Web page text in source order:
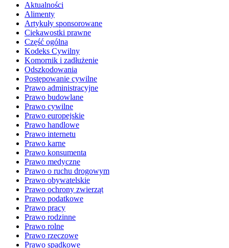
Aktualności
Alimenty
Artykuły sponsorowane
Ciekawostki prawne
Część ogólna
Kodeks Cywilny
Komornik i zadłużenie
Odszkodowania
Postępowanie cywilne
Prawo administracyjne
Prawo budowlane
Prawo cywilne
Prawo europejskie
Prawo handlowe
Prawo internetu
Prawo karne
Prawo konsumenta
Prawo medyczne
Prawo o ruchu drogowym
Prawo obywatelskie
Prawo ochrony zwierząt
Prawo podatkowe
Prawo pracy
Prawo rodzinne
Prawo rolne
Prawo rzeczowe
Prawo spadkowe